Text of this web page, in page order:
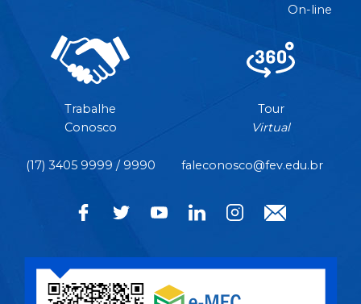
On-line
Trabalhe
Conosco
Tour
Virtual
(17) 3405 9999 / 9990 faleconosco@fev.edu.br